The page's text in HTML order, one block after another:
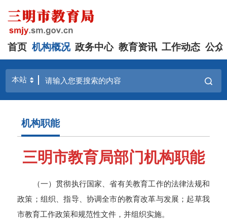
首页 机构概况 政务中心 教育资讯 工作动态 公众
机构职能
三明市教育局部门机构职能
（一）贯彻执行国家、省有关教育工作的法律法规和
政策；组织、指导、协调全市的教育改革与发展；起草我
市教育工作政策和规范性文件，并组织实施。